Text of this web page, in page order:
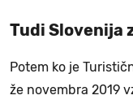
Tudi Slovenija
Potem ko je
že novembra 2019